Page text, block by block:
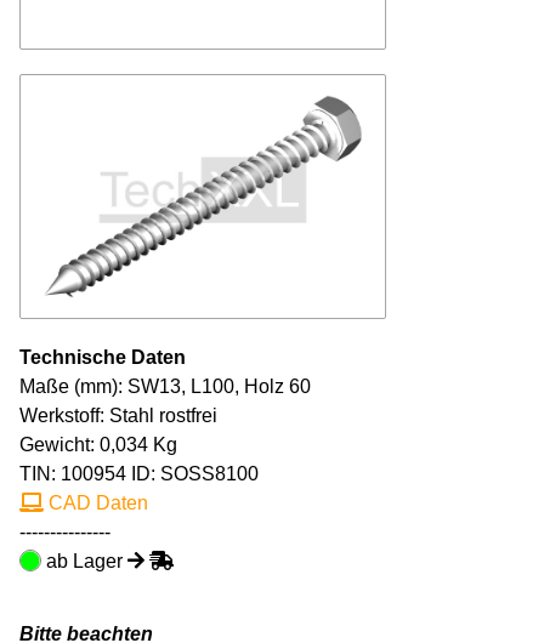
Technische Daten
Maße (mm): SW13, L100, Holz 60
Werkstoff: Stahl rostfrei
Gewicht: 0,034 Kg
TIN: 100954 ID: SOSS8100
CAD Daten
---------------
ab Lager
Bitte beachten